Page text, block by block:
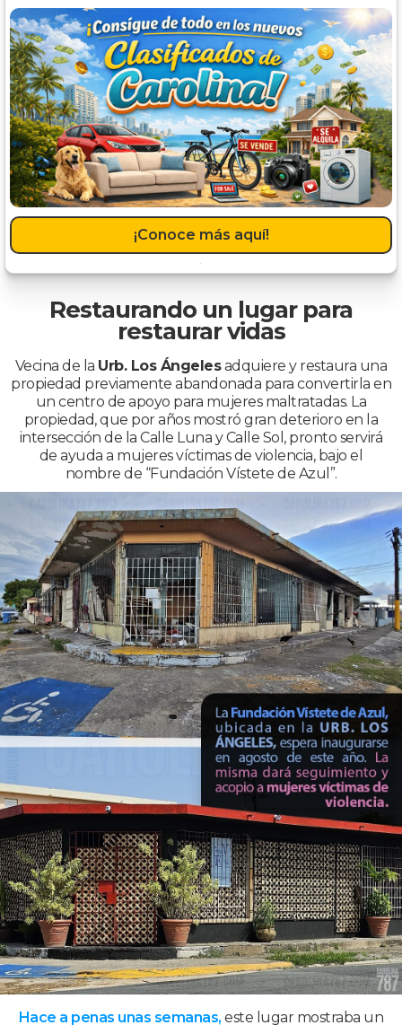
¡Conoce más aquí!
Restaurando un lugar para
restaurar vidas
Vecina de la Urb. Los Ángelesadquiere y restaura una
propiedad previamente abandonada para convertirla en
un centro de apoyo para mujeres maltratadas. La
propiedad, que por años mostró gran deterioro en la
intersección de la Calle Luna y Calle Sol, pronto servirá
de ayuda a mujeres víctimas de violencia, bajo el
nombre de “Fundación Vístete de Azul”.
Hace a penas unas semanas, este lugar mostraba un